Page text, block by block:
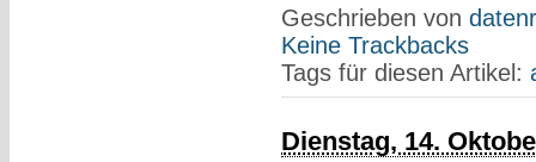
Geschrieben von
Keine Trackbacks
Tags für diesen Artikel:
Dienstag, 14.